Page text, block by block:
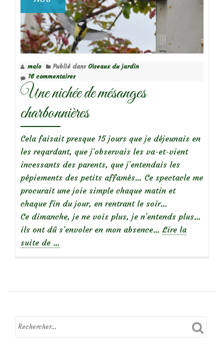
malo Publié dans Oiseaux du jardin
16 commentaires
Une nichée de mésanges
charbonnières
Cela faisait presque 15 jours que je déjeunais en
les regardant, que j’observais les va-et-vient
incessants des parents, que j’entendais les
pépiements des petits affamés… Ce spectacle me
procurait une joie simple chaque matin et
chaque fin du jour, en rentrant le soir…
Ce dimanche, je ne vois plus, je n’entends plus…
ils ont dû s’envoler en mon absence… Lire la
suite de
de
charbonnières
…